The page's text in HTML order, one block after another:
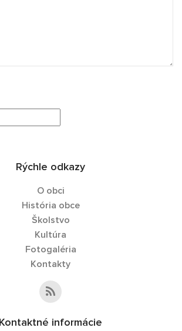
Rýchle odkazy
O obci
História obce
Školstvo
Kultúra
Fotogaléria
Kontakty
Kontaktné informácie